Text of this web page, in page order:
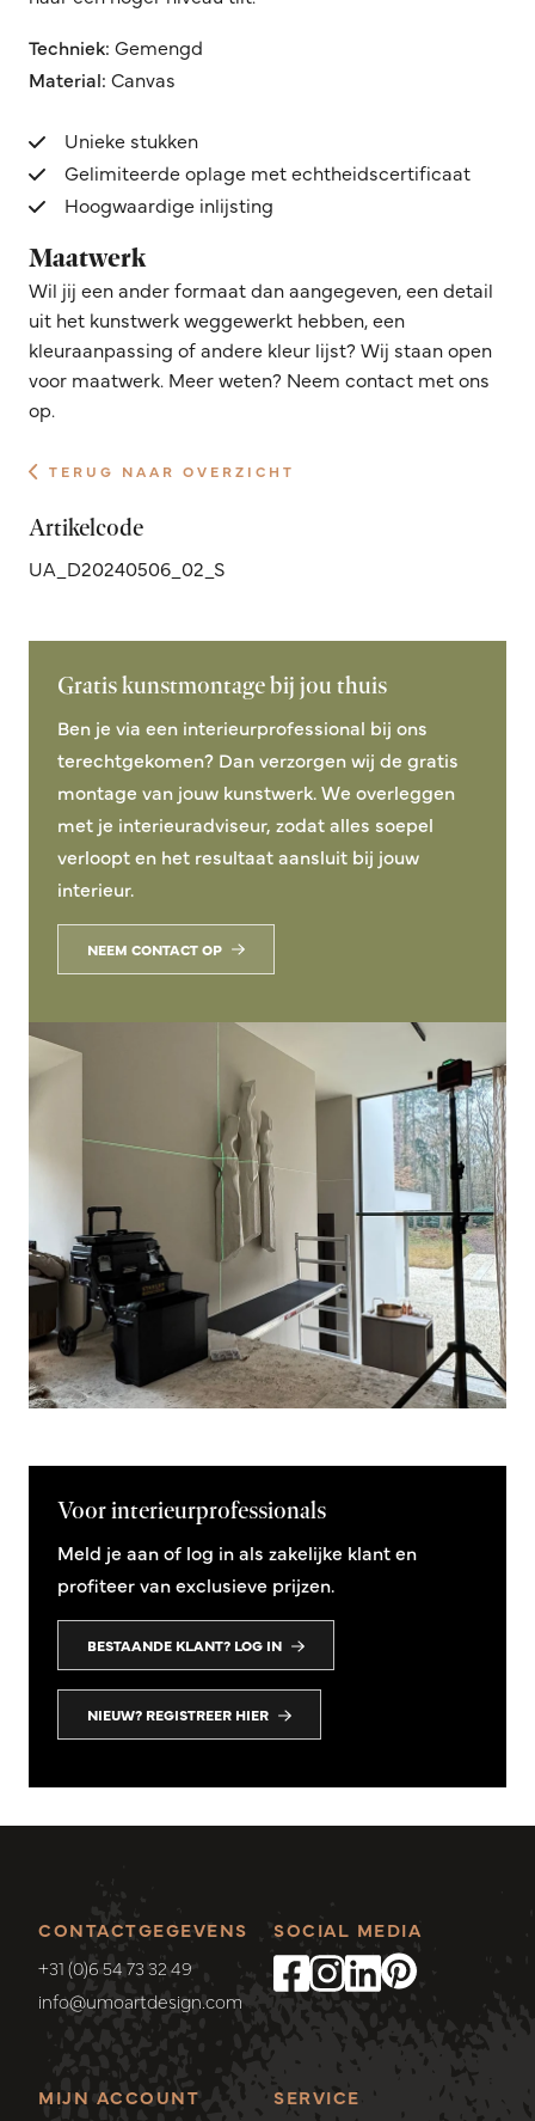
Techniek: Gemengd
Material: Canvas
Unieke stukken
Gelimiteerde oplage met echtheidscertificaat
Hoogwaardige inlijsting
Maatwerk
Wil jij een ander formaat dan aangegeven, een detail
uit het kunstwerk weggewerkt hebben, een
kleuraanpassing of andere kleur lijst? Wij staan open
voor maatwerk. Meer weten? Neem contact met ons
op.
TERUG NAAR OVERZICHT
Artikelcode
UA_D20240506_02_S
Gratis kunstmontage bij jou thuis
Ben je via een interieurprofessional bij ons
terechtgekomen? Dan verzorgen wij de gratis
montage van jouw kunstwerk. We overleggen
met je interieuradviseur, zodat alles soepel
verloopt en het resultaat aansluit bij jouw
interieur.
NEEM CONTACT OP
Voor interieurprofessionals
Meld je aan of log in als zakelijke klant en
profiteer van exclusieve prijzen.
BESTAANDE KLANT? LOG IN
NIEUW? REGISTREER HIER
CONTACTGEGEVENS
+31 (0)6 54 73 32 49
info@umoartdesign.com
MIJN ACCOUNT
SERVICE
SOCIAL MEDIA